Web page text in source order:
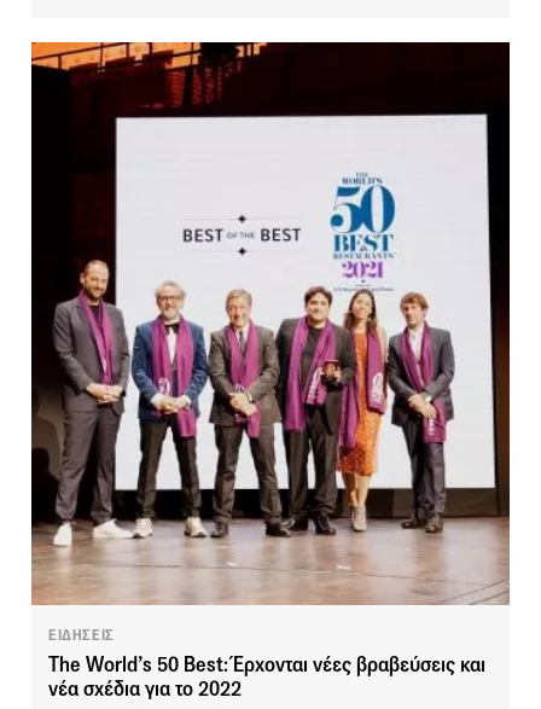
ΕΙΔΗΣΕΙΣ
The World’s 50 Best: Έρχονται νέες βραβεύσεις και
νέα σχέδια για το 2022